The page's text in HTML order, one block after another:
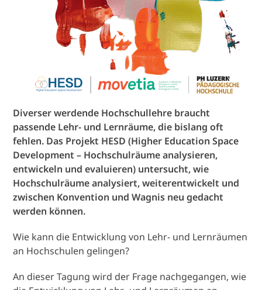
Diverser werdende Hochschullehre braucht
passende Lehr- und Lernräume, die bislang oft
fehlen. Das Projekt HESD (Higher Education Space
Development – Hochschulräume analysieren,
entwickeln und evaluieren) untersucht, wie
Hochschulräume analysiert, weiterentwickelt und
zwischen Konvention und Wagnis neu gedacht
werden können.
Wie kann die Entwicklung von Lehr- und Lernräumen
an Hochschulen gelingen?
An dieser Tagung wird der Frage nachgegangen, wie